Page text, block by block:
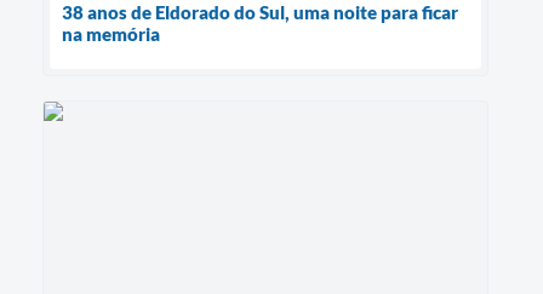
38 anos de Eldorado do Sul, uma noite para ficar
na memória